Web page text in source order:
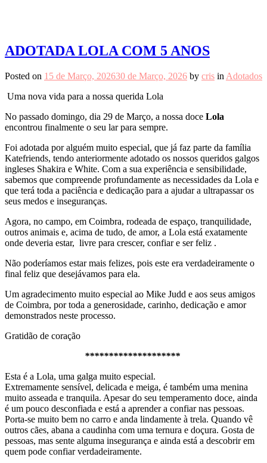
ADOTADA LOLA COM 5 ANOS
Posted on 15 de Março, 202630 de Março, 2026 by cris in Adotados
Uma nova vida para a nossa querida Lola
No passado domingo, dia 29 de Março, a nossa doce Lola
encontrou finalmente o seu lar para sempre.
Foi adotada por alguém muito especial, que já faz parte da família
Katefriends, tendo anteriormente adotado os nossos queridos galgos
ingleses Shakira e White. Com a sua experiência e sensibilidade,
sabemos que compreende profundamente as necessidades da Lola e
que terá toda a paciência e dedicação para a ajudar a ultrapassar os
seus medos e inseguranças.
Agora, no campo, em Coimbra, rodeada de espaço, tranquilidade,
outros animais e, acima de tudo, de amor, a Lola está exatamente
onde deveria estar, livre para crescer, confiar e ser feliz .
Não poderíamos estar mais felizes, pois este era verdadeiramente o
final feliz que desejávamos para ela.
Um agradecimento muito especial ao Mike Judd e aos seus amigos
de Coimbra, por toda a generosidade, carinho, dedicação e amor
demonstrados neste processo.
Gratidão de coração
********************
Esta é a Lola, uma galga muito especial.
Extremamente sensível, delicada e meiga, é também uma menina
muito asseada e tranquila. Apesar do seu temperamento doce, ainda
é um pouco desconfiada e está a aprender a confiar nas pessoas.
Porta-se muito bem no carro e anda lindamente à trela. Quando vê
outros cães, abana a caudinha com uma ternura e doçura. Gosta de
pessoas, mas sente alguma insegurança e ainda está a descobrir em
quem pode confiar verdadeiramente.